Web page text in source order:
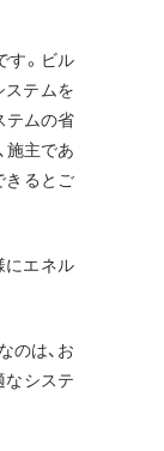
す。ビル
ステムを
テムの省
施主であ
きるとご
にエネル
のは、お
なシステ